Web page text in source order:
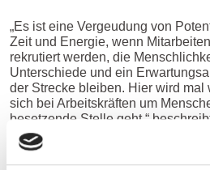
„Es ist eine Vergeudung von
Zeit und Energie, wenn
rekrutiert werden, die
Unterschiede und ein
der Strecke bleiben. Hier wird mal
sich bei Arbeitskräften um
besetzende Stelle geht.“
Quo.